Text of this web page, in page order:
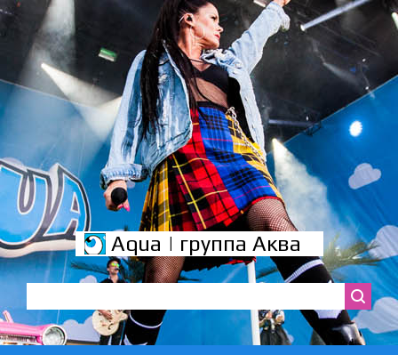
Aqua | группа Аква